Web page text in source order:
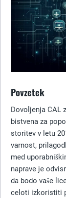
Povzetek
Dovoljenja CAL
bistvena za
storitev v letu
varnost,
med
naprave je
da bodo vaše
celoti izkoristiti